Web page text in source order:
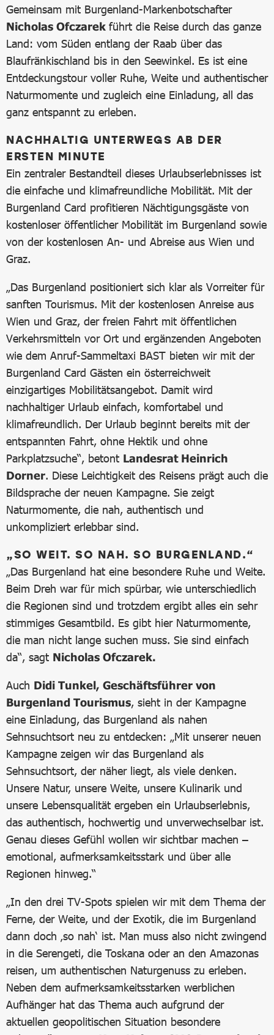
Gemeinsam mit Burgenland-Markenbotschafter
Nicholas Ofczarek führt die Reise durch das ganze
Land: vom Süden entlang der Raab über das
Blaufränkischland bis in den Seewinkel. Es ist eine
Entdeckungstour voller Ruhe, Weite und authentischer
Naturmomente und zugleich eine Einladung, all das
ganz entspannt zu erleben.
NACHHALTIG UNTERWEGS AB DER
ERSTEN MINUTE
Ein zentraler Bestandteil dieses Urlaubserlebnisses ist
die einfache und klimafreundliche Mobilität. Mit der
Burgenland Card profitieren Nächtigungsgäste von
kostenloser öffentlicher Mobilität im Burgenland sowie
von der kostenlosen An- und Abreise aus Wien und
Graz.
„Das Burgenland positioniert sich klar als Vorreiter für
sanften Tourismus. Mit der kostenlosen Anreise aus
Wien und Graz, der freien Fahrt mit öffentlichen
Verkehrsmitteln vor Ort und ergänzenden Angeboten
wie dem Anruf-Sammeltaxi BAST bieten wir mit der
Burgenland Card Gästen ein österreichweit
einzigartiges Mobilitätsangebot. Damit wird
nachhaltiger Urlaub einfach, komfortabel und
klimafreundlich. Der Urlaub beginnt bereits mit der
entspannten Fahrt, ohne Hektik und ohne
Parkplatzsuche“, betont Landesrat Heinrich
Dorner. Diese Leichtigkeit des Reisens prägt auch die
Bildsprache der neuen Kampagne. Sie zeigt
Naturmomente, die nah, authentisch und
unkompliziert erlebbar sind.
„SO WEIT. SO NAH. SO BURGENLAND.“
„Das Burgenland hat eine besondere Ruhe und Weite.
Beim Dreh war für mich spürbar, wie unterschiedlich
die Regionen sind und trotzdem ergibt alles ein sehr
stimmiges Gesamtbild. Es gibt hier Naturmomente,
die man nicht lange suchen muss. Sie sind einfach
da“, sagt Nicholas Ofczarek.
Auch Didi Tunkel, Geschäftsführer von
Burgenland Tourismus, sieht in der Kampagne
eine Einladung, das Burgenland als nahen
Sehnsuchtsort neu zu entdecken: „Mit unserer neuen
Kampagne zeigen wir das Burgenland als
Sehnsuchtsort, der näher liegt, als viele denken.
Unsere Natur, unsere Weite, unsere Kulinarik und
unsere Lebensqualität ergeben ein Urlaubserlebnis,
das authentisch, hochwertig und unverwechselbar ist.
Genau dieses Gefühl wollen wir sichtbar machen –
emotional, aufmerksamkeitsstark und über alle
Regionen hinweg.“
„In den drei TV-Spots spielen wir mit dem Thema der
Ferne, der Weite, und der Exotik, die im Burgenland
dann doch ‚so nah‘ ist. Man muss also nicht zwingend
in die Serengeti, die Toskana oder an den Amazonas
reisen, um authentischen Naturgenuss zu erleben.
Neben dem aufmerksamkeitsstarken werblichen
Aufhänger hat das Thema auch aufgrund der
aktuellen geopolitischen Situation besondere